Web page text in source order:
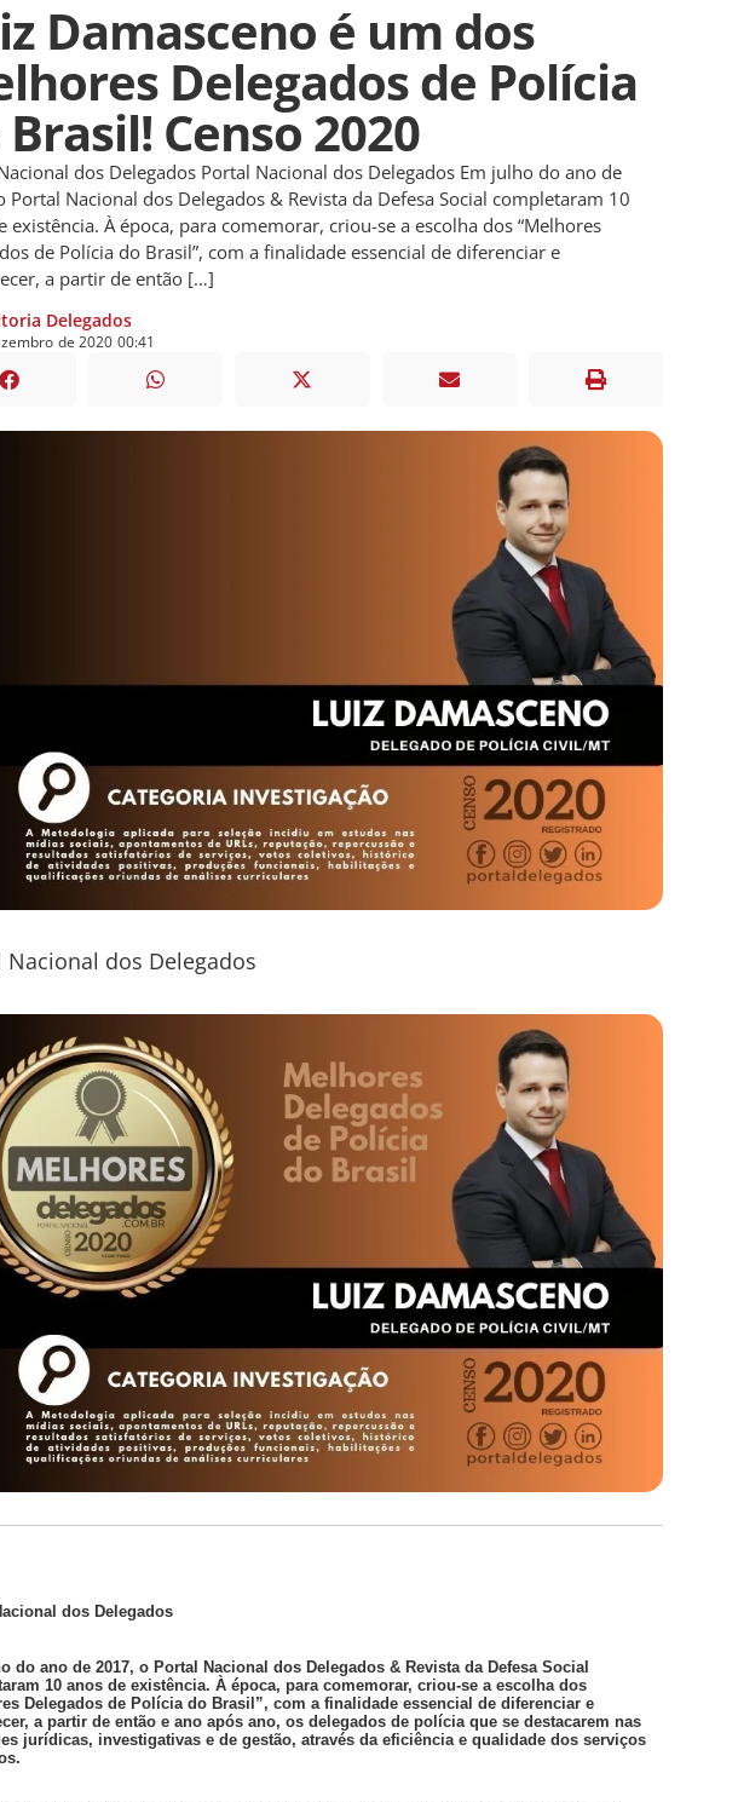
Damasceno é um dos
Delegados de Polícia
Censo 2020
dos Delegados Portal Nacional dos Delegados Em julho do ano de
Portal Nacional dos Delegados & Revista da Defesa Social completaram 10
existência. À época, para comemorar, criou-se a escolha dos “Melhores
de Polícia do Brasil”, com a finalidade essencial de diferenciar e
a partir de então […]
Delegados
de2020 00:41
Nacional dos Delegados
dos Delegados
do ano de 2017, o Portal Nacional dos Delegados & Revista da Defesa Social
10 anos de existência. À época, para comemorar, criou-se a escolha dos
Delegados de Polícia do Brasil”, com a finalidade essencial de diferenciar e
a partir de então e ano após ano, os delegados de polícia que se destacarem nas
jurídicas, investigativas e de gestão, através da eficiência e qualidade dos serviços